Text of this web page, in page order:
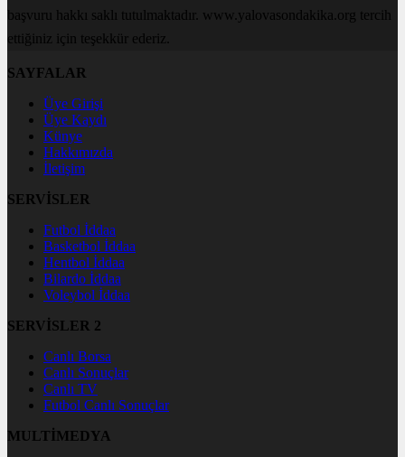
başvuru hakkı saklı tutulmaktadır. www.yalovasondakika.org tercih
ettiğiniz için teşekkür ederiz.
SAYFALAR
Üye Girişi
Üye Kaydı
Künye
Hakkımızda
İletişim
SERVİSLER
Futbol İddaa
Basketbol İddaa
Hentbol İddaa
Bilardo İddaa
Voleybol İddaa
SERVİSLER 2
Canlı Borsa
Canlı Sonuçlar
Canlı TV
Futbol Canlı Sonuçlar
MULTİMEDYA